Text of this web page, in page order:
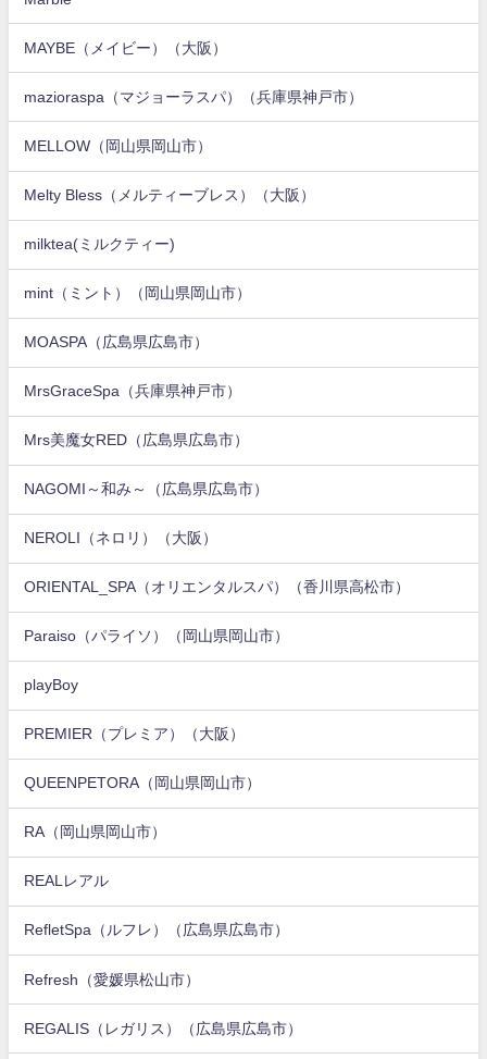
MAYBE（メイビー）（大阪）
mazioraspa（マジョーラスパ）（兵庫県神戸市）
MELLOW（岡山県岡山市）
Melty Bless（メルティーブレス）（大阪）
milktea(ミルクティー)
mint（ミント）（岡山県岡山市）
MOASPA（広島県広島市）
MrsGraceSpa（兵庫県神戸市）
Mrs美魔女RED（広島県広島市）
NAGOMI～和み～（広島県広島市）
NEROLI（ネロリ）（大阪）
ORIENTAL_SPA（オリエンタルスパ）（香川県高松市）
Paraiso（パライソ）（岡山県岡山市）
playBoy
PREMIER（プレミア）（大阪）
QUEENPETORA（岡山県岡山市）
RA（岡山県岡山市）
REALレアル
RefletSpa（ルフレ）（広島県広島市）
Refresh（愛媛県松山市）
REGALIS（レガリス）（広島県広島市）